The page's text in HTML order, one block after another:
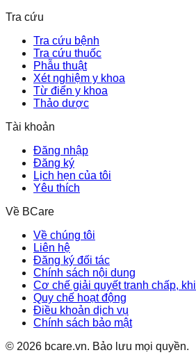
Tra cứu
Tra cứu bệnh
Tra cứu thuốc
Phẫu thuật
Xét nghiệm y khoa
Từ điển y khoa
Thảo dược
Tài khoản
Đăng nhập
Đăng ký
Lịch hẹn của tôi
Yêu thích
Về BCare
Về chúng tôi
Liên hệ
Đăng ký đối tác
Chính sách nội dung
Cơ chế giải quyết tranh chấp,
Quy chế hoạt động
Điều khoản dịch vụ
Chính sách bảo mật
© 2026 bcare.vn. Bảo lưu mọi quyền.